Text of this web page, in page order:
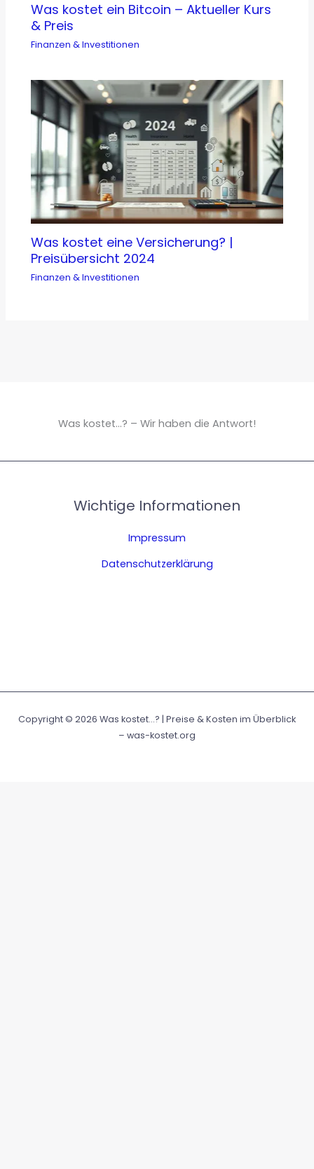
Was kostet ein Bitcoin – Aktueller Kurs
& Preis
Finanzen & Investitionen
Was kostet eine Versicherung? |
Preisübersicht 2024
Finanzen & Investitionen
Was kostet...? – Wir haben die Antwort!
Wichtige Informationen
Impressum
Datenschutzerklärung
Copyright © 2026 Was kostet...? | Preise & Kosten im Überblick
– was-kostet.org